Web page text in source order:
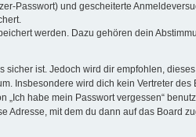
Passwort) und gescheiterte
werden. Dazu gehören dein
ist. Jedoch wird dir empfohlen,
Insbesondere wird dich kein Vertreter
habe mein Passwort vergessen“
mit dem du dann auf das Board